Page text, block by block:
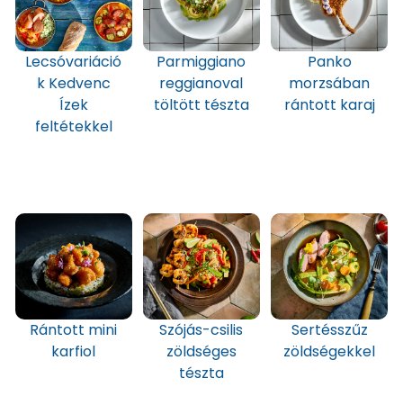
Lecsóvariáció
k Kedvenc
Ízek
feltétekkel
Parmiggiano
reggianoval
töltött tészta
Panko
morzsában
rántott karaj
Rántott mini
karfiol
Szójás-csilis
zöldséges
tészta
Sertésszűz
zöldségekkel